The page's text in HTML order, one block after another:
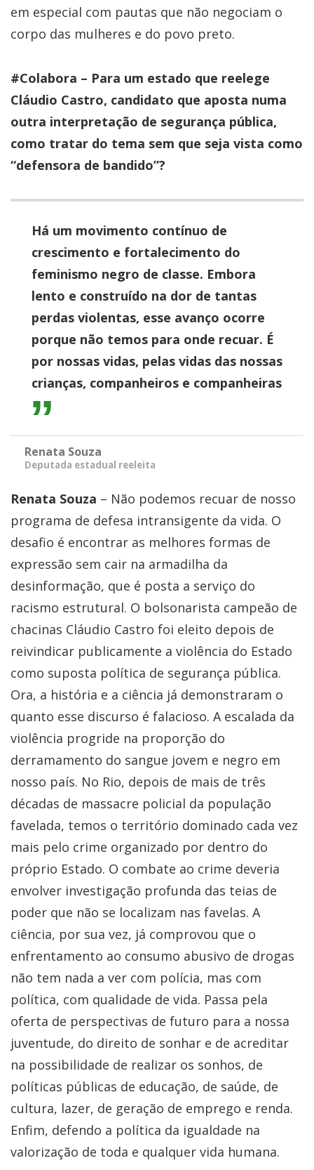
em especial com pautas que não negociam o
corpo das mulheres e do povo preto.
#Colabora – Para um estado que reelege
Cláudio Castro, candidato que aposta numa
outra interpretação de segurança pública,
como tratar do tema sem que seja vista como
“defensora de bandido”?
Há um movimento contínuo de
crescimento e fortalecimento do
feminismo negro de classe. Embora
lento e construído na dor de tantas
perdas violentas, esse avanço ocorre
porque não temos para onde recuar. É
por nossas vidas, pelas vidas das nossas
crianças, companheiros e companheiras
Renata Souza
Deputada estadual reeleita
Renata Souza – Não podemos recuar de nosso
programa de defesa intransigente da vida. O
desafio é encontrar as melhores formas de
expressão sem cair na armadilha da
desinformação, que é posta a serviço do
racismo estrutural. O bolsonarista campeão de
chacinas Cláudio Castro foi eleito depois de
reivindicar publicamente a violência do Estado
como suposta política de segurança pública.
Ora, a história e a ciência já demonstraram o
quanto esse discurso é falacioso. A escalada da
violência progride na proporção do
derramamento do sangue jovem e negro em
nosso país. No Rio, depois de mais de três
décadas de massacre policial da população
favelada, temos o território dominado cada vez
mais pelo crime organizado por dentro do
próprio Estado. O combate ao crime deveria
envolver investigação profunda das teias de
poder que não se localizam nas favelas. A
ciência, por sua vez, já comprovou que o
enfrentamento ao consumo abusivo de drogas
não tem nada a ver com polícia, mas com
política, com qualidade de vida. Passa pela
oferta de perspectivas de futuro para a nossa
juventude, do direito de sonhar e de acreditar
na possibilidade de realizar os sonhos, de
políticas públicas de educação, de saúde, de
cultura, lazer, de geração de emprego e renda.
Enfim, defendo a política da igualdade na
valorização de toda e qualquer vida humana.